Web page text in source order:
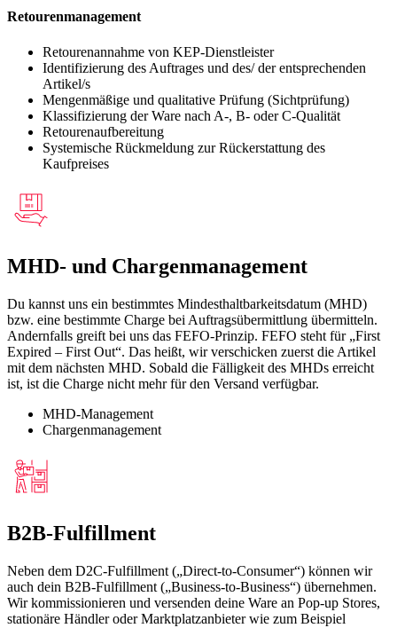
Retourenmanagement
Retourenannahme von KEP-Dienstleister
Identifizierung des Auftrages und des/ der entsprechenden
Artikel/s
Mengenmäßige und qualitative Prüfung (Sichtprüfung)
Klassifizierung der Ware nach A-, B- oder C-Qualität
Retourenaufbereitung
Systemische Rückmeldung zur Rückerstattung des
Kaufpreises
MHD- und Chargenmanagement
Du kannst uns ein bestimmtes Mindesthaltbarkeitsdatum (MHD)
bzw. eine bestimmte Charge bei Auftragsübermittlung übermitteln.
Andernfalls greift bei uns das FEFO-Prinzip. FEFO steht für „First
Expired – First Out“. Das heißt, wir verschicken zuerst die Artikel
mit dem nächsten MHD. Sobald die Fälligkeit des MHDs erreicht
ist, ist die Charge nicht mehr für den Versand verfügbar.
MHD-Management
Chargenmanagement
B2B-Fulfillment
Neben dem D2C-Fulfillment („Direct-to-Consumer“) können wir
auch dein B2B-Fulfillment („Business-to-Business“) übernehmen.
Wir kommissionieren und versenden deine Ware an Pop-up Stores,
stationäre Händler oder Marktplatzanbieter wie zum Beispiel